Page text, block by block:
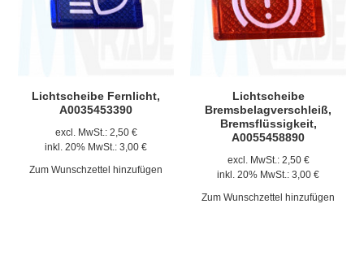
Lichtscheibe Fernlicht,
A0035453390
excl. MwSt.: 2,50 €
inkl. 20% MwSt.: 3,00 €
Zum Wunschzettel hinzufügen
Lichtscheibe
Bremsbelagverschleiß,
Bremsflüssigkeit,
A0055458890
excl. MwSt.: 2,50 €
inkl. 20% MwSt.: 3,00 €
Zum Wunschzettel hinzufügen